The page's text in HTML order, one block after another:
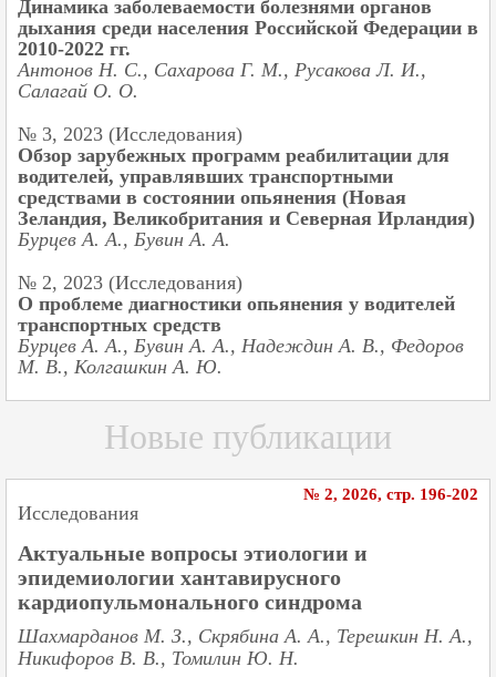
Динамика заболеваемости болезнями органов
дыхания среди населения Российской Федерации в
2010-2022 гг.
Антонов Н. С., Сахарова Г. М., Русакова Л. И.,
Салагай О. О.
№ 3, 2023 (Исследования)
Обзор зарубежных программ реабилитации для
водителей, управлявших транспортными
средствами в состоянии опьянения (Новая
Зеландия, Великобритания и Северная Ирландия)
Бурцев А. А., Бувин А. А.
№ 2, 2023 (Исследования)
О проблеме диагностики опьянения у водителей
транспортных средств
Бурцев А. А., Бувин А. А., Надеждин А. В., Федоров
М. В., Колгашкин А. Ю.
Новые публикации
Исследования
Актуальные вопросы этиологии и
эпидемиологии хантавирусного
кардиопульмонального синдрома
Шахмарданов М. З., Скрябина А. А., Терешкин Н. А.,
Никифоров В. В., Томилин Ю. Н.
№ 2, 2026, cтр. 196-202